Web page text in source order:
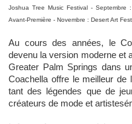
Joshua Tree Music Festival - Septembre
Avant-Première - Novembre : Desert Art
Au cours des années, le
devenu la version moderne et
Greater Palm Springs dans
Coachella offre le meilleur de
tant des légendes que de
créateurs de mode et